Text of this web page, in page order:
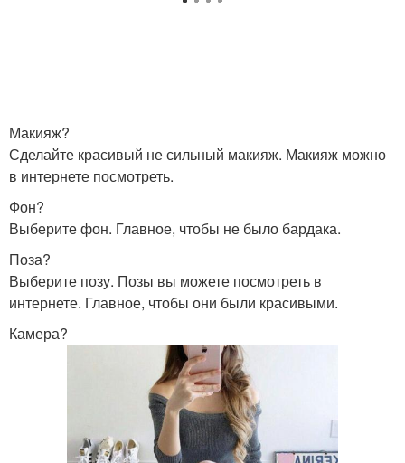
Макияж?
Сделайте красивый не сильный макияж. Макияж можно
в интернете посмотреть.
Фон?
Выберите фон. Главное, чтобы не было бардака.
Поза?
Выберите позу. Позы вы можете посмотреть в
интернете. Главное, чтобы они были красивыми.
Камера?